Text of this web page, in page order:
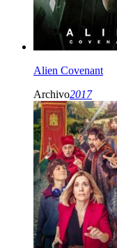
Alien Covenant
Archivo2017